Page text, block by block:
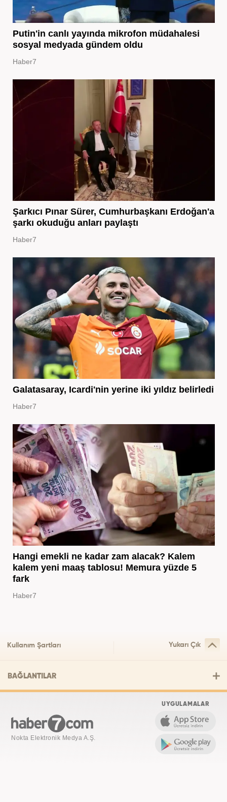
Putin'in canlı yayında mikrofon müdahalesi
sosyal medyada gündem oldu
Haber7
Şarkıcı Pınar Sürer, Cumhurbaşkanı Erdoğan'a
şarkı okuduğu anları paylaştı
Haber7
Galatasaray, Icardi'nin yerine iki yıldız belirledi
Haber7
Hangi emekli ne kadar zam alacak? Kalem
kalem yeni maaş tablosu! Memura yüzde 5
fark
Haber7
Kullanım Şartları Yukarı Çık
BAĞLANTILAR
Nokta Elektronik Medya A.Ş.
UYGULAMALAR